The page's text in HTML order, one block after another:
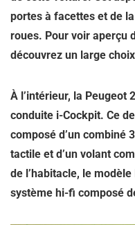
portes à facettes et de
roues. Pour voir aperçu
découvrez un large
À l’intérieur, la Peugeot
conduite i-Cockpit. Ce
composé d’un combiné
tactile et d’un volant
de l’habitacle, le
système hi-fi composé